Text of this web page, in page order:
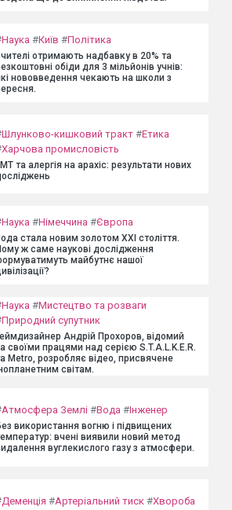
Наука #Київ #Політика
отримають надбавку в 20% та
обіди для 3 мільйонів учнів:
нововведення чекають на школи з
Шлунково-кишковий тракт #Етика
Харчова промисловість
та алергія на арахіс: результати нових
Наука #Німеччина #Європа
стала новим золотом XXI століття.
ж саме наукові дослідження
майбутнє нашої
Наука #Мистецтво та розваги
Природний супутник
Андрій Прохоров, відомий
своїми працями над серією S.T.A.L.K.E.R.
Metro, розробляє відео, присвячене
світам.
Атмосфера Землі #Вода #Інженер
використання вогню і підвищених
вчені виявили новий метод
вуглекислого газу з атмосфери.
Деменція #Артеріальний тиск #Хвороба